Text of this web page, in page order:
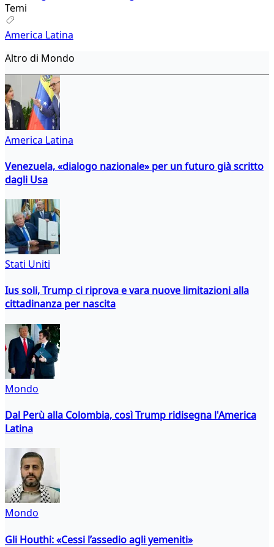
Temi
America Latina
Altro di Mondo
America Latina
Venezuela, «dialogo nazionale» per un futuro già scritto
dagli Usa
Stati Uniti
Ius soli, Trump ci riprova e vara nuove limitazioni alla
cittadinanza per nascita
Mondo
Dal Perù alla Colombia, così Trump ridisegna l'America
Latina
Mondo
Gli Houthi: «Cessi l’assedio agli yemeniti»